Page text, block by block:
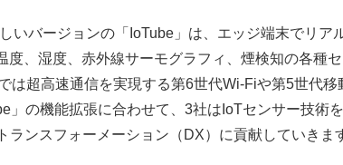
いバージョンの「IoTube」は、エッジ端末でリア
度、湿度、赤外線サーモグラフィ、煙検知の各種
は超高速通信を実現する第6世代Wi-Fiや第5世代
」の機能拡張に合わせて、3社はIoTセンサー技術
ランスフォーメーション（DX）に貢献していきま